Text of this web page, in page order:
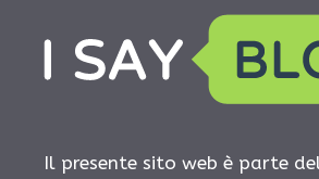
Il presente sito web è parte